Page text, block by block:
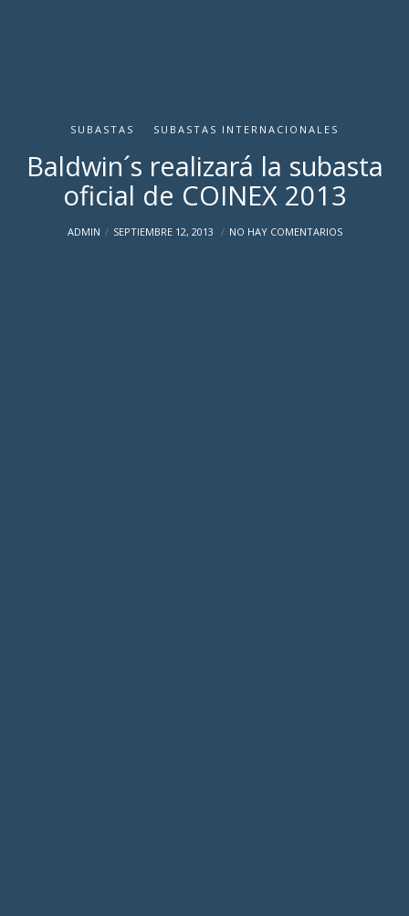
SUBASTAS SUBASTAS INTERNACIONALES
Baldwin´s realizará la subasta
oficial de COINEX 2013
ADMIN SEPTIEMBRE 12, 2013 NO HAY COMENTARIOS